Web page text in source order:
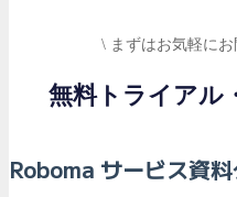
\ まずはお気軽に
無料トライアル